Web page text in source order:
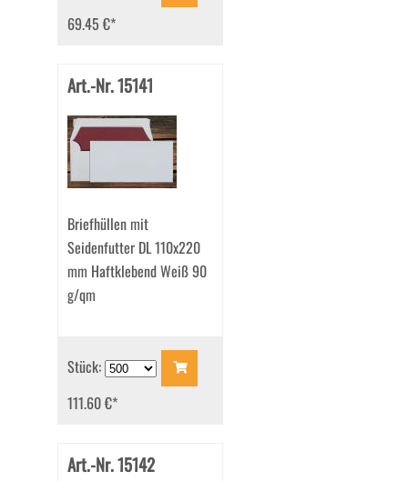
69.45 €*
Art.-Nr. 15141
Briefhüllen mit
Seidenfutter DL 110x220
mm Haftklebend Weiß 90
g/qm
Stück:
111.60 €*
Art.-Nr. 15142